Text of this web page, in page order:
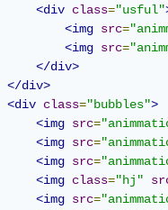
<div class="usful"
<img src=
<img src=
</div>
</div>
<div class="bubbles">
<img src=
<img src=
<img src=
<img class="hj"
<img src=